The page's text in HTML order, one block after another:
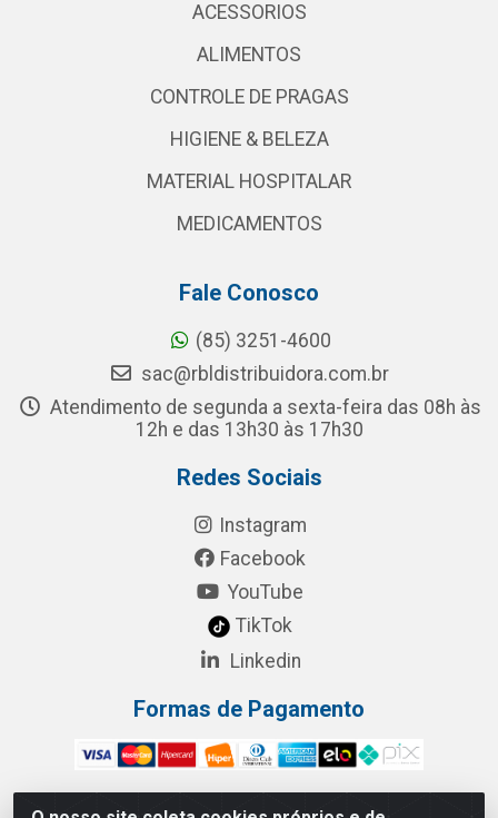
ACESSORIOS
ALIMENTOS
CONTROLE DE PRAGAS
HIGIENE & BELEZA
MATERIAL HOSPITALAR
MEDICAMENTOS
Fale Conosco
(85) 3251-4600
sac@rbldistribuidora.com.br
Atendimento de segunda a sexta-feira das 08h às
12h e das 13h30 às 17h30
Redes Sociais
Instagram
Facebook
YouTube
TikTok
Linkedin
Formas de Pagamento